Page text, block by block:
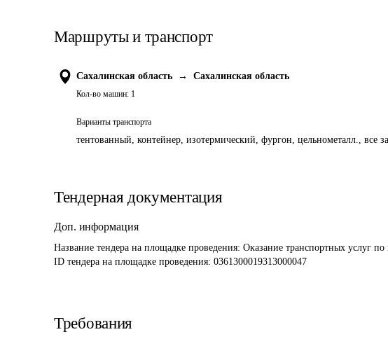
Маршруты и транспорт
Сахалинская область → Сахалинская область
Кол-во машин: 1
Варианты транспорта
тентованный, контейнер, изотермический, фургон, цельнометалл., все
Тендерная документация
Доп. информация
Название тендера на площадке проведения: Оказание транспортных услуг по
ID тендера на площадке проведения: 0361300019313000047
Требования